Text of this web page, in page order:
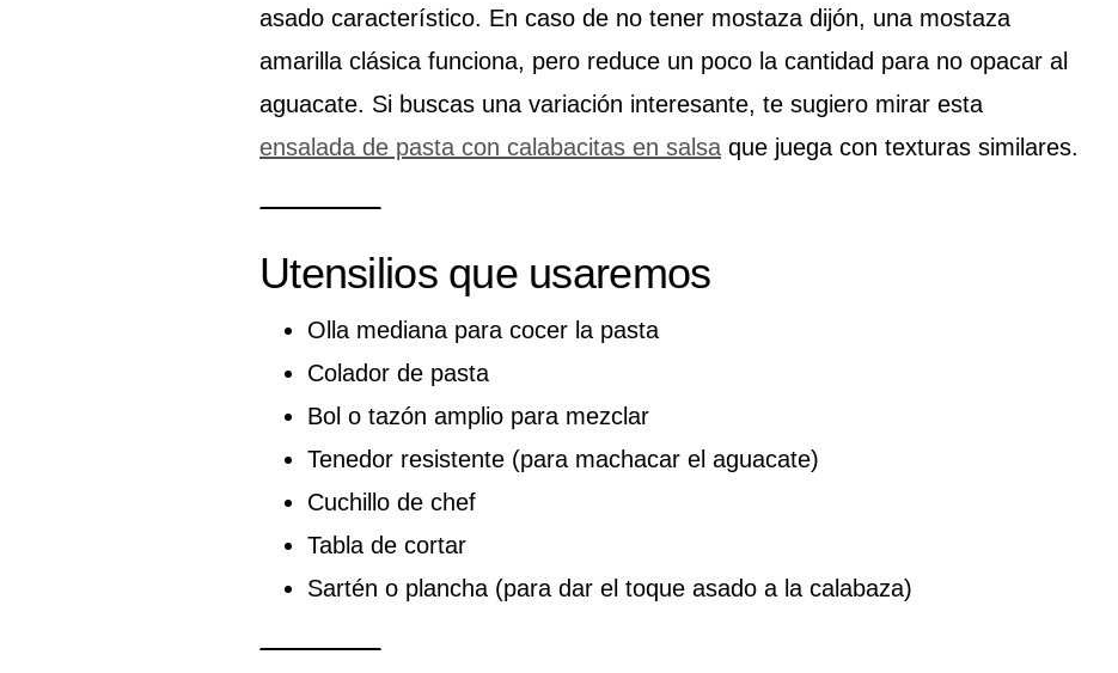
asado característico. En caso de no tener mostaza dijón, una mostaza
amarilla clásica funciona, pero reduce un poco la cantidad para no opacar al
aguacate. Si buscas una variación interesante, te sugiero mirar esta
ensalada de pasta con calabacitas en salsa que juega con texturas similares.
Utensilios que usaremos
Olla mediana para cocer la pasta
Colador de pasta
Bol o tazón amplio para mezclar
Tenedor resistente (para machacar el aguacate)
Cuchillo de chef
Tabla de cortar
Sartén o plancha (para dar el toque asado a la calabaza)